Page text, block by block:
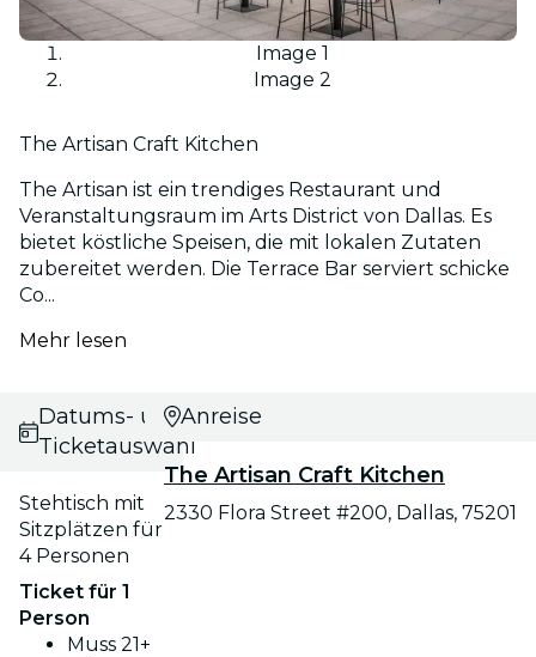
Image 1
Image 2
The Artisan Craft Kitchen
The Artisan ist ein trendiges Restaurant und
Veranstaltungsraum im Arts District von Dallas. Es
bietet köstliche Speisen, die mit lokalen Zutaten
zubereitet werden. Die Terrace Bar serviert schicke
Co...
Mehr lesen
Datums- und
Ticketauswahl
Stehtisch mit
Sitzplätzen für
4 Personen
Ticket für 1
Person
Muss 21+
Anreise
The Artisan Craft Kitchen
2330 Flora Street #200, Dallas, 75201